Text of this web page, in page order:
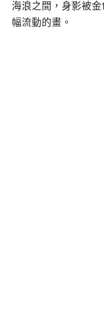
海浪之間，身影被
幅流動的畫。